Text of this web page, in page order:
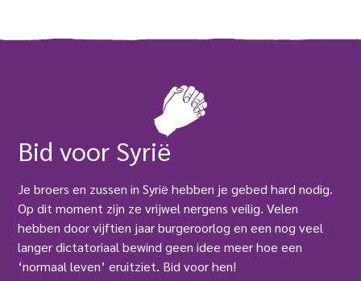
Bid voor Syrië
Je broers en zussen in Syrië hebben je gebed hard nodig.
Op dit moment zijn ze vrijwel nergens veilig. Velen
hebben door vijftien jaar burgeroorlog en een nog veel
langer dictatoriaal bewind geen idee meer hoe een
‘normaal leven’ eruitziet. Bid voor hen!